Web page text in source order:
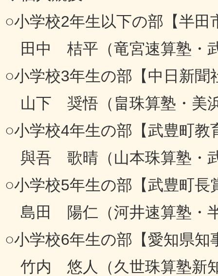
○小学校2年生以下の部【半田
田中 桔平（竜宮速算塾・
○小学校3年生の部【中日新聞
山下 奨悟（畠珠算塾・美
○小学校4年生の部【武豊町教
與吾 歌晴（山本珠算塾・
○小学校5年生の部【武豊町長
島田 陽仁（河井速算塾・
○小学校6年生の部【愛知県知
竹内 悠人（久世珠算塾新